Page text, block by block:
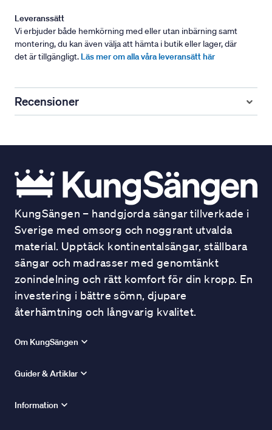
Leveranssätt
Vi erbjuder både hemkörning med eller utan inbärning samt
montering, du kan även välja att hämta i butik eller lager, där
det är tillgängligt. Läs mer om alla våra leveransätt här
Recensioner
KungSängen – handgjorda sängar tillverkade i
Sverige med omsorg och noggrant utvalda
material. Upptäck kontinentalsängar, ställbara
sängar och madrasser med genomtänkt
zonindelning och rätt komfort för din kropp. En
investering i bättre sömn, djupare
återhämtning och långvarig kvalitet.
Om KungSängen
Guider & Artiklar
Information